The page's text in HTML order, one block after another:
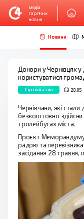
медіа
гарячих
новин
Новини
Донори у Чернівцях
користуватися
Суспільство 28.05
Чернівчани, які
безкоштовно
тролейбусах міста.
Проєкт Меморандуму
радою та
засідання 28 травня,